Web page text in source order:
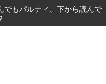
でもパルティ、下から読んで